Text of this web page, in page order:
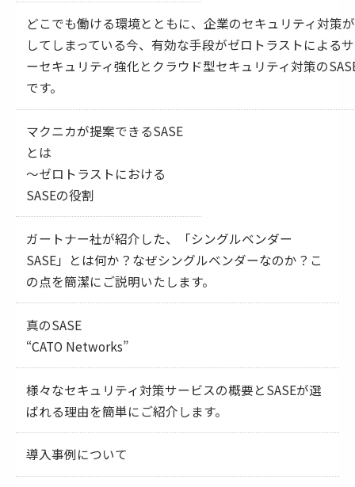
どこでも働ける環境とともに、企業のセキュリティ対策
してしまっている今、有効な手段がゼロトラストによる
ーセキュリティ強化とクラウド型セキュリティ対策の
です。
マクニカが提案できるSASE
とは
～ゼロトラストにおける
SASEの役割
ガートナー社が紹介した、「シングルベンダー
SASE」とは何か？なぜシングルベンダーなのか？こ
の点を簡潔にご説明いたします。
真のSASE
“CATO Networks”
様々なセキュリティ対策サービスの概要とSASEが選
ばれる理由を簡単にご紹介します。
導入事例について